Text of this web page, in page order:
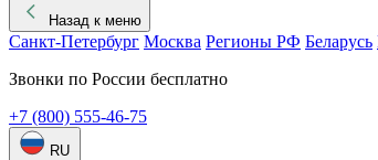
Назад к меню
Санкт-Петербург Москва Регионы РФ Беларусь
Звонки по России бесплатно
+7 (800) 555-46-75
RU